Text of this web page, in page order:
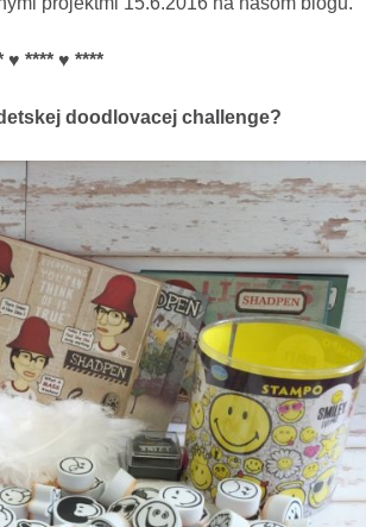
♥ **** ♥ ****
doodlovacej challenge?